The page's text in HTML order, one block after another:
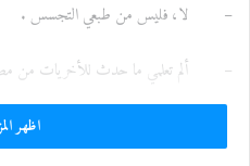
– لا، فليس من طبعي التجسس .
– ألم تعلمي ما حدث للأخريات من
– لا أستطيع القيام بذلك وهي حاضرة
اظهر